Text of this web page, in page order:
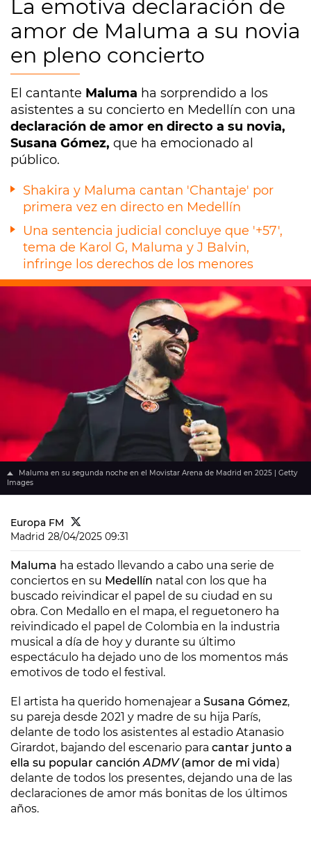
La emotiva declaración de
amor de Maluma a su novia
en pleno concierto
El cantante Maluma ha sorprendido a los
asistentes a su concierto en Medellín con una
declaración de amor en directo a su novia,
Susana Gómez, que ha emocionado al
público.
Shakira y Maluma cantan 'Chantaje' por
primera vez en directo en Medellín
Una sentencia judicial concluye que '+57',
tema de Karol G, Maluma y J Balvin,
infringe los derechos de los menores
Maluma en su segunda noche en el Movistar Arena de Madrid en 2025 | Getty
Images
Europa FM
Madrid 28/04/2025 09:31
Maluma ha estado llevando a cabo una serie de
conciertos en su Medellín natal con los que ha
buscado reivindicar el papel de su ciudad en su
obra. Con Medallo en el mapa, el reguetonero ha
reivindicado el papel de Colombia en la industria
musical a día de hoy y durante su último
espectáculo ha dejado uno de los momentos más
emotivos de todo el festival.
El artista ha querido homenajear a Susana Gómez,
su pareja desde 2021 y madre de su hija París,
delante de todo los asistentes al estadio Atanasio
Girardot, bajando del escenario para cantar junto a
ella su popular canciónADMV(amor de mi vida)
delante de todos los presentes, dejando una de las
declaraciones de amor más bonitas de los últimos
años.